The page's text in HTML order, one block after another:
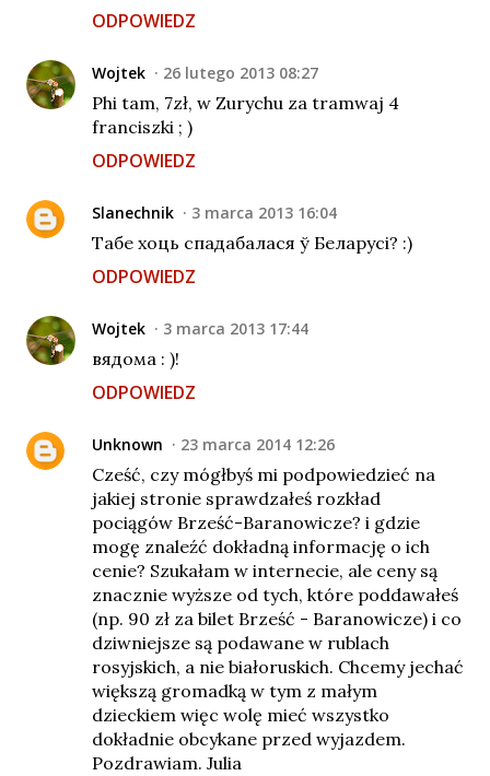
ODPOWIEDZ
Wojtek 26 lutego 2013 08:27
Phi tam, 7zł, w Zurychu za tramwaj 4
franciszki ; )
ODPOWIEDZ
Slanechnik 3 marca 2013 16:04
Табе хоць спадабалася ў Беларусі? :)
ODPOWIEDZ
Wojtek 3 marca 2013 17:44
вядома : )!
ODPOWIEDZ
Unknown 23 marca 2014 12:26
Cześć, czy mógłbyś mi podpowiedzieć na
jakiej stronie sprawdzałeś rozkład
pociągów Brześć-Baranowicze? i gdzie
mogę znaleźć dokładną informację o ich
cenie? Szukałam w internecie, ale ceny są
znacznie wyższe od tych, które poddawałeś
(np. 90 zł za bilet Brześć - Baranowicze) i co
dziwniejsze są podawane w rublach
rosyjskich, a nie białoruskich. Chcemy jechać
większą gromadką w tym z małym
dzieckiem więc wolę mieć wszystko
dokładnie obcykane przed wyjazdem.
Pozdrawiam. Julia